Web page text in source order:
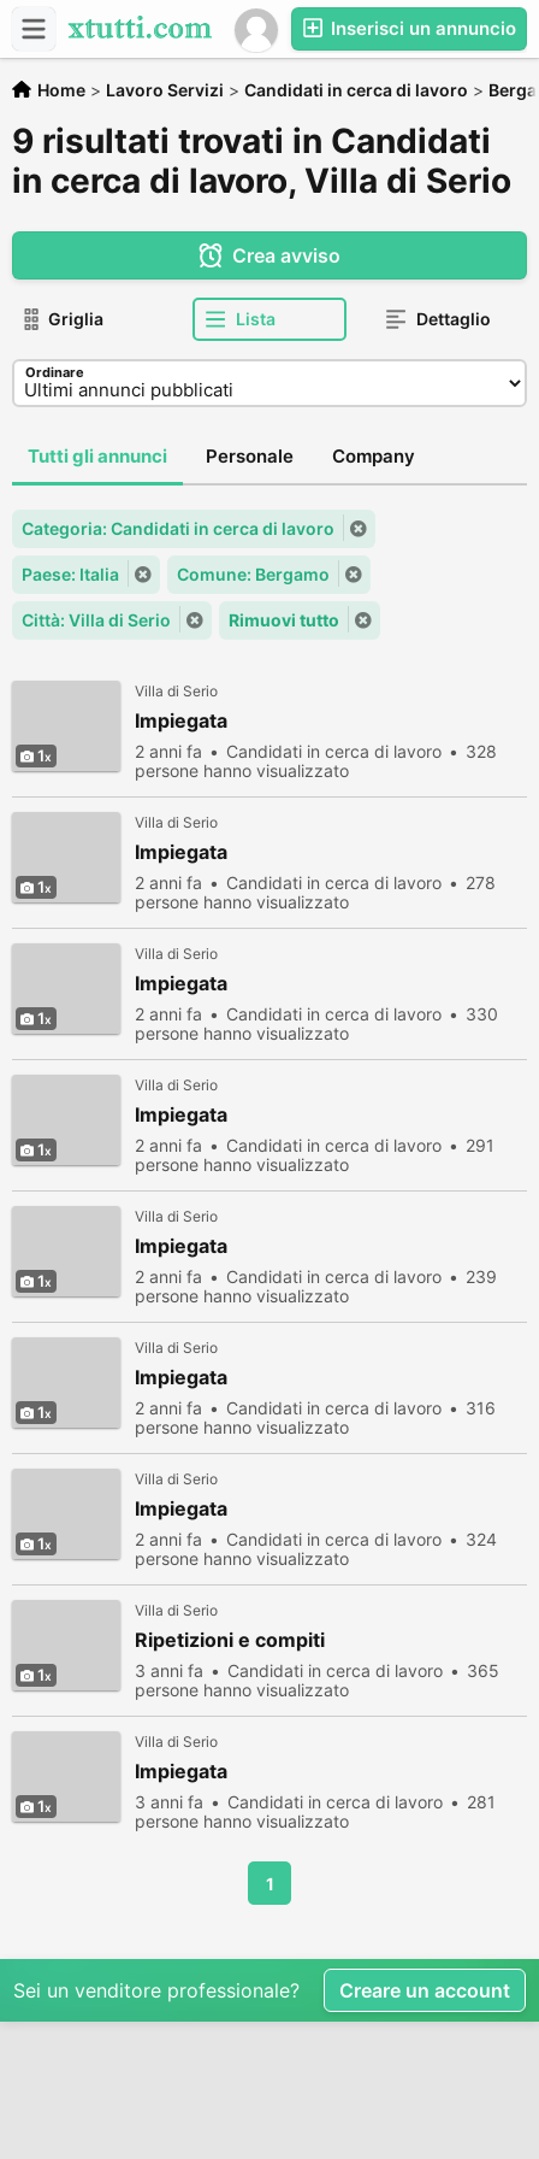
Inserisci un annuncio
Home > Lavoro Servizi > Candidati in cerca di lavoro >
9 risultati trovati in Candidati
in cerca di lavoro, Villa di Serio
Crea avviso
Griglia Lista Dettaglio
Ordinare
Tutti gli annunci Personale Company
Categoria: Candidati in cerca di lavoro
Paese: Italia Comune: Bergamo
Città: Villa di Serio Rimuovi tutto
1
Villa di Serio
Impiegata
2 anni fa Candidati in cerca di lavoro
328
persone hanno visualizzato
1
Villa di Serio
Impiegata
2 anni fa Candidati in cerca di lavoro
278
persone hanno visualizzato
1
Villa di Serio
Impiegata
2 anni fa Candidati in cerca di lavoro
330
persone hanno visualizzato
1
Villa di Serio
Impiegata
2 anni fa Candidati in cerca di lavoro
291
persone hanno visualizzato
1
Villa di Serio
Impiegata
2 anni fa Candidati in cerca di lavoro
239
persone hanno visualizzato
1
Villa di Serio
Impiegata
2 anni fa Candidati in cerca di lavoro
316
persone hanno visualizzato
1
Villa di Serio
Impiegata
2 anni fa Candidati in cerca di lavoro
324
persone hanno visualizzato
1
Villa di Serio
Ripetizioni e compiti
3 anni fa Candidati in cerca di lavoro
365
persone hanno visualizzato
1
Villa di Serio
Impiegata
3 anni fa Candidati in cerca di lavoro
281
persone hanno visualizzato
1
Sei un venditore professionale? Creare un account